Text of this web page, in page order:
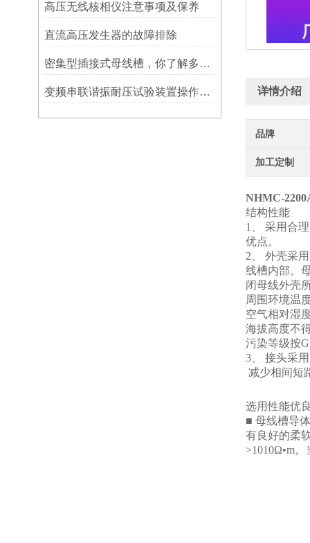
高压无线核相仪注意事项及保养
直流高压发生器的故障排除
密集型插接式母线槽，你了解多少？
变频串联谐振耐压试验装置操作注意事项 详情介绍
品牌
加工定制
NHMC-
结构性能
1、 采用合
优点。
2、 外壳采
线槽内部。
闭母线外壳
周围环境温
空气相对湿
海拔高度不
污染等级按
3、 接头采
减少相间短
选用性能优
■ 母线槽导
有良好的柔
>1010Ω•m